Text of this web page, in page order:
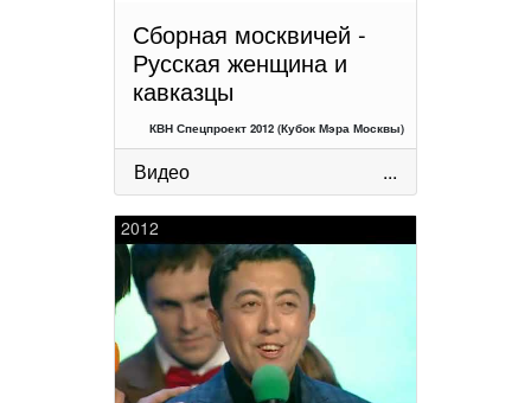
Сборная москвичей -
Русская женщина и
кавказцы
КВН Спецпроект 2012 (Кубок Мэра Москвы)
Видео ...
2012